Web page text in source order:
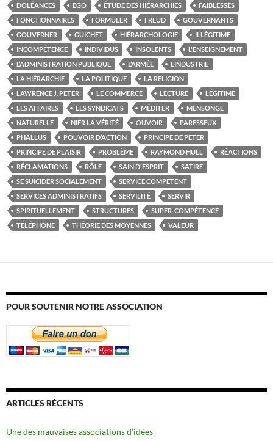
DOLÉANCES
EGO ÉTUDE DES HIÉRARCHIES
FAIBLESSES
FONCTIONNAIRES
FORMULER FREUD
GOUVERNANTS
GOUVERNER
GUICHET HIÉRARCHOLOGIE
ILLÉGITIME
INCOMPÉTENCE
INDIVIDUS INSOLENTS
L'ENSEIGNEMENT
L’ADMINISTRATION PUBLIQUE
L’ARMÉE
L’INDUSTRIE
LA HIÉRARCHIE
LA POLITIQUE
LA RELIGION
LAWRENCE J. PETER
LE COMMERCE LECTURE
LÉGITIME
LES AFFAIRES
LES SYNDICATS MÉDITER
MENSONGE
NATURELLE
NIER LA VÉRITÉ OUVOIR
PARESSEUX
PHALLUS
POUVOIR D’ACTION
PRINCIPE DE PETER
PRINCIPE DE PLAISIR
PROBLÈME RAYMOND HULL
RÉACTIONS
RÉCLAMATIONS
RÔLE SAIN D'ESPRIT
SATIRE
SE SUICIDER SOCIALEMENT
SERVICE COMPÉTENT
SERVICES ADMINISTRATIFS
SERVILITÉ
SERVIR
SPIRITUELLEMENT
STRUCTURES
SUPER-COMPÉTENCE
TÉLÉPHONE
THÉORIE DES MOYENNES VALEUR
POUR SOUTENIR NOTRE ASSOCIATION
ARTICLES RÉCENTS
Une des mauvaises associations d’idées